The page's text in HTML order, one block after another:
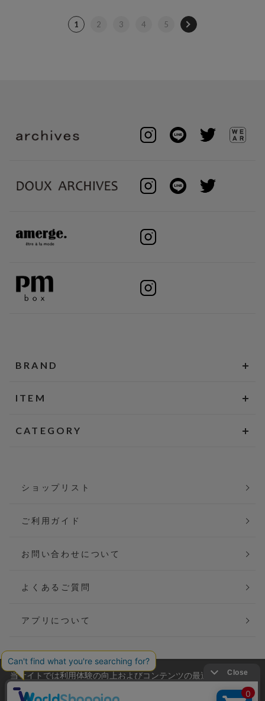
1 2 3 4 5
BRAND
ITEM
CATEGORY
ショップリスト
ご利用ガイド
お問い合わせについて
よくあるご質問
アプリについて
会社概要
当サイトでは利用体験の向上およびコンテンツの最適な提供、ト
ラフィックの分析を目的としてCookieを使用しています。